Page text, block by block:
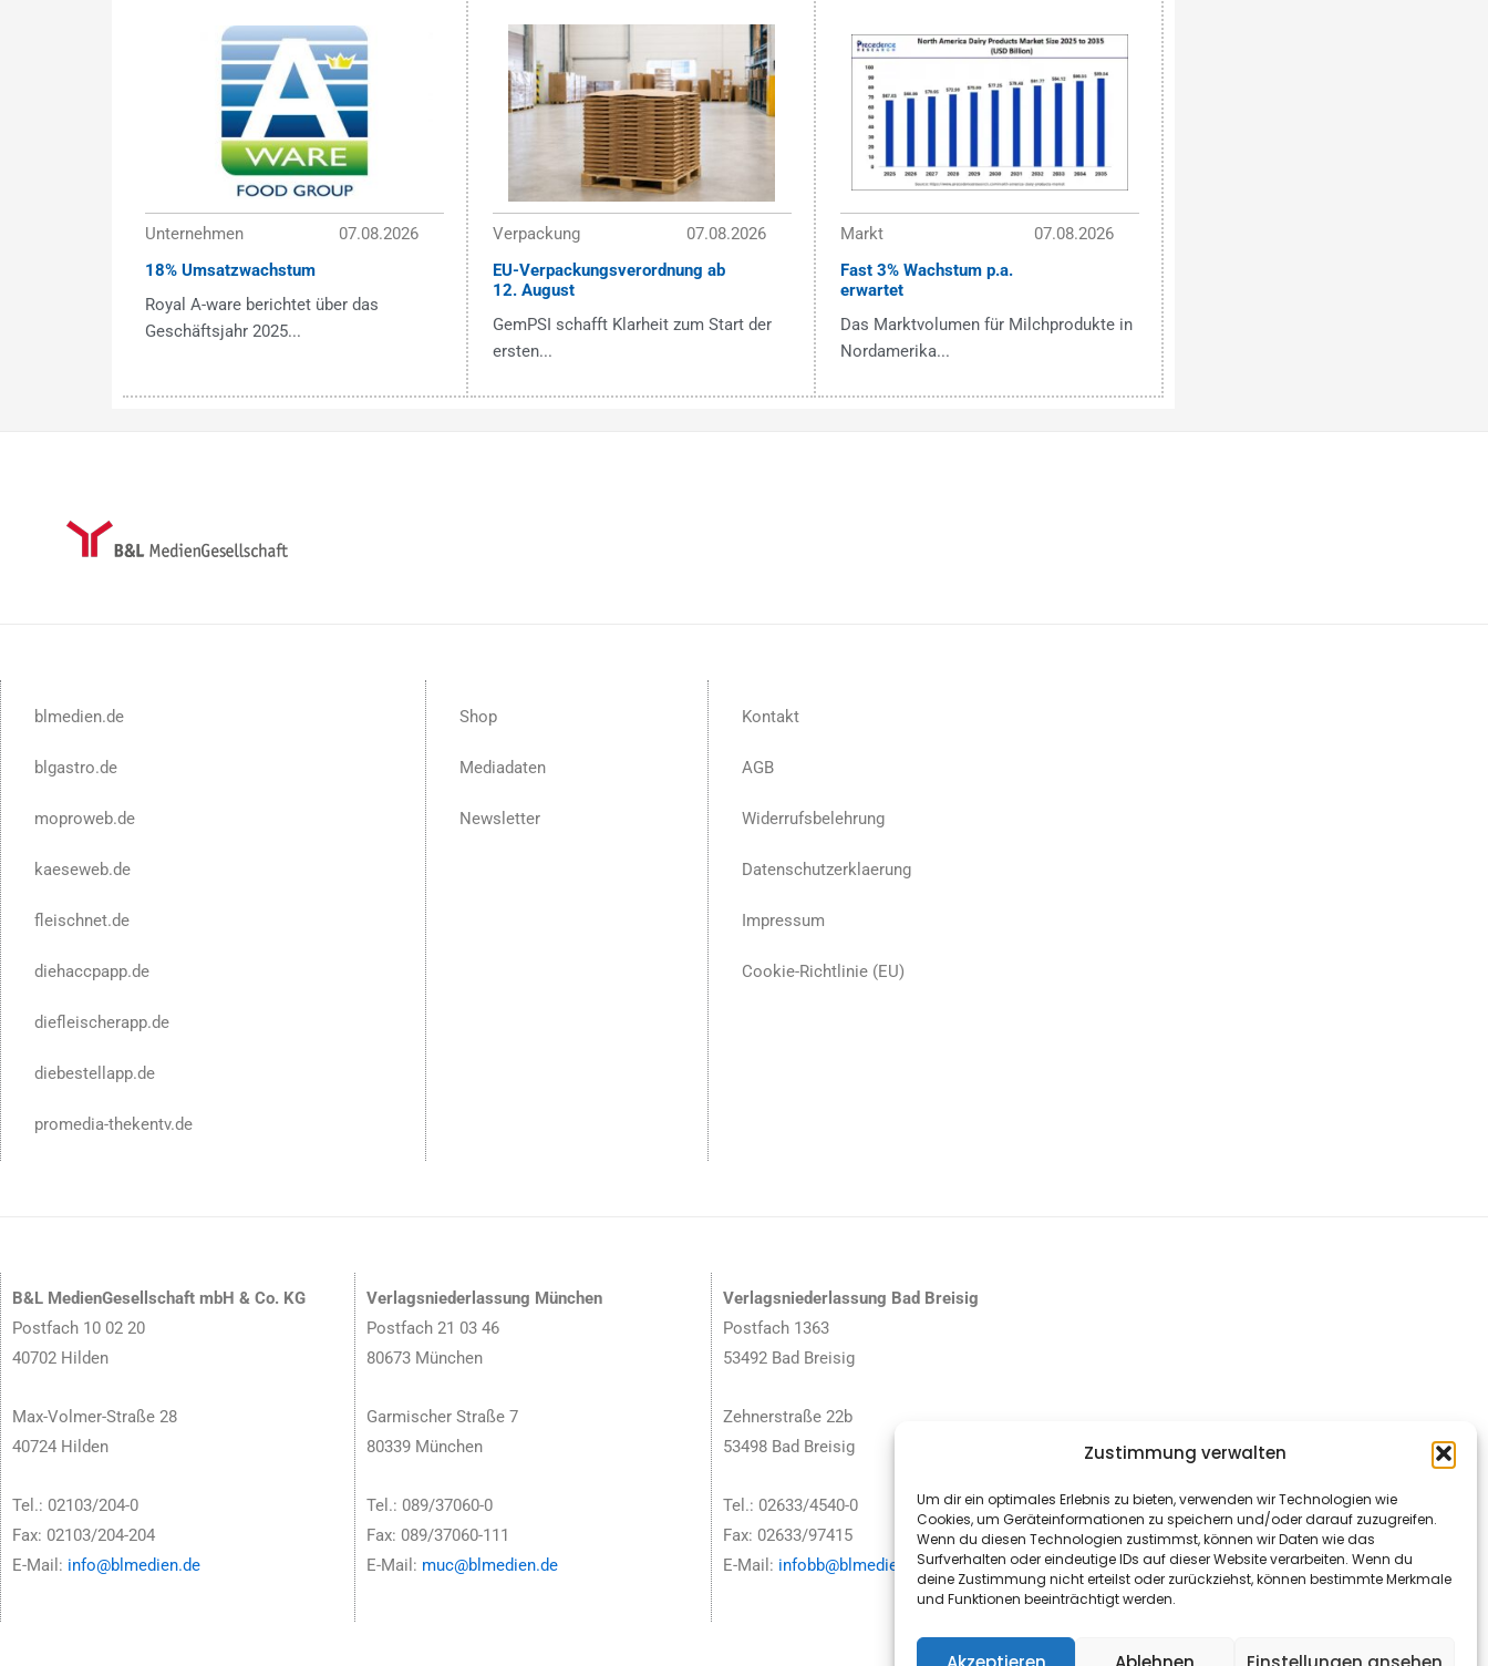
Zustimmung verwalten
Um dir ein optimales Erlebnis zu bieten, verwenden wir Technologien wie
Cookies, um Geräteinformationen zu speichern und/oder darauf zuzugreifen.
Wenn du diesen Technologien zustimmst, können wir Daten wie das
Surfverhalten oder eindeutige IDs auf dieser Website verarbeiten. Wenn du
deine Zustimmung nicht erteilst oder zurückziehst, können bestimmte Merkmale
und Funktionen beeinträchtigt werden.
Unternehmen
07.08.2026
18% Umsatzwachstum
Royal A-ware berichtet über das
Geschäftsjahr 2025...
Verpackung
07.08.2026
EU-Verpackungsverordnung ab
12. August
GemPSI schafft Klarheit zum Start der
ersten...
Markt
07.08.2026
Fast 3% Wachstum p.a.
erwartet
Das Marktvolumen für Milchprodukte in
Nordamerika...
blmedien.de
blgastro.de
moproweb.de
kaeseweb.de
fleischnet.de
diehaccpapp.de
diefleischerapp.de
diebestellapp.de
promedia-thekentv.de
Shop
Mediadaten
Newsletter
Kontakt
AGB
Widerrufsbelehrung
Datenschutzerklaerung
Impressum
Cookie-Richtlinie (EU)
B&L MedienGesellschaft mbH & Co. KG
Postfach 10 02 20
40702 Hilden
Max-Volmer-Straße 28
40724 Hilden
Tel.: 02103/204-0
Fax: 02103/204-204
E-Mail: info@blmedien.de
Verlagsniederlassung München
Postfach 21 03 46
80673 München
Garmischer Straße 7
80339 München
Tel.: 089/37060-0
Fax: 089/37060-111
E-Mail: muc@blmedien.de
Verlagsniederlassung Bad Breisig
Postfach 1363
53492 Bad Breisig
Zehnerstraße 22b
53498 Bad Breisig
Tel.: 02633/4540-0
Fax: 02633/97415
E-Mail: infobb@blmedien.de